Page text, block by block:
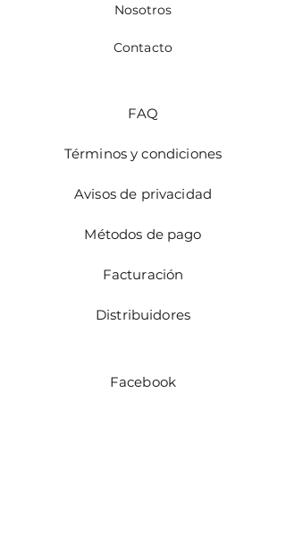
Nosotros
Contacto
FAQ
Términos y condiciones
Avisos de privacidad
Métodos de pago
Facturación
Distribuidores
Facebook